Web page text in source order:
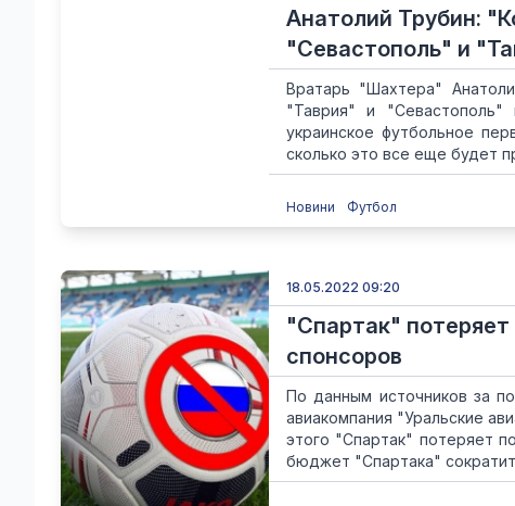
Анатолий Трубин:
"Севастополь" и
Вратарь "Шахтера"
"Таврия" и "Севастополь"
украинское футбольное
сколько это все еще будет
Новини Футбол
18.05.2022 09:20
"Спартак" потеряет
спонсоров
По данным источников за
авиакомпания "Уральские
этого "Спартак" потеряет
бюджет "Спартака"